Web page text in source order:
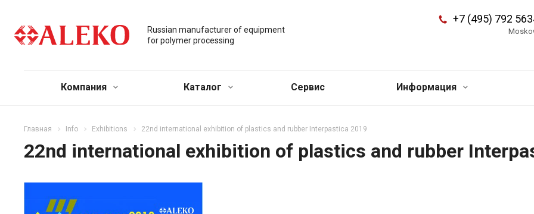
Russian manufacturer of equipment
for polymer processing
+7 (495) 792
Компания Каталог Сервис Информация
Главная Info Exhibitions 22nd international exhibition of plastics and rubber Interpastica 2019
22nd international exhibition of plastics and rubber